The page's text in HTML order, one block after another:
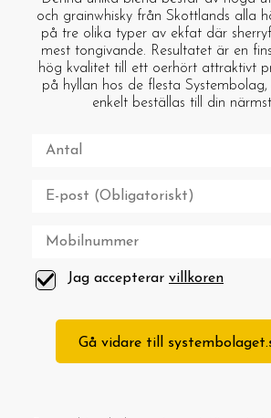
och grainwhisky från Skottlands alla
på tre olika typer av ekfat där
mest tongivande. Resultatet är en
hög kvalitet till ett oerhört attraktivt
på hyllan hos de flesta
enkelt beställas till din
Jag accepterar villkoren
Gå vidare till